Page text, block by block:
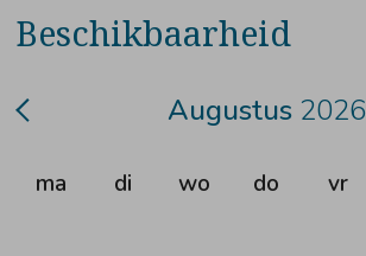
Beschikbaarheid
Augustus 2026
ma di wo do vr